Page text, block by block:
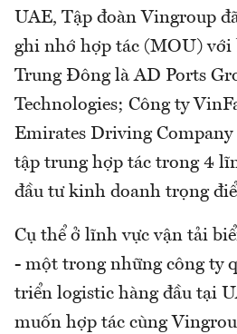
UAE, Tập đoàn Vingroup
ghi nhớ hợp tác (MOU) với
Trung Đông là AD Ports
Technologies; Công ty
Emirates Driving Company
tập trung hợp tác trong 4
đầu tư kinh doanh trọng
Cụ thể ở lĩnh vực vận tải
- một trong những công ty
triển logistic hàng đầu tại
muốn hợp tác cùng